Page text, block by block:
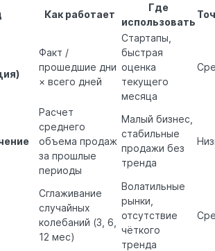
Как работает
Где
использовать
Факт /
прошедшие дни
× всего дней
Стартапы,
быстрая
оценка
текущего
месяца
Расчет
среднего
объема продаж
за прошлые
периоды
Малый бизнес,
стабильные
продажи без
тренда
Сглаживание
случайных
колебаний (3, 6,
12 мес)
Волатильные
рынки,
отсутствие
чёткого
тренда